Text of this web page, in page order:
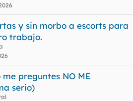
y sin morbo a escorts para
trabajo.
preguntes NO ME
serio)